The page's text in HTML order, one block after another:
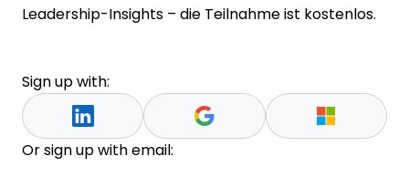
Leadership-Insights – die Teilnahme ist kostenlos.
Sign up with:
Or sign up with email: